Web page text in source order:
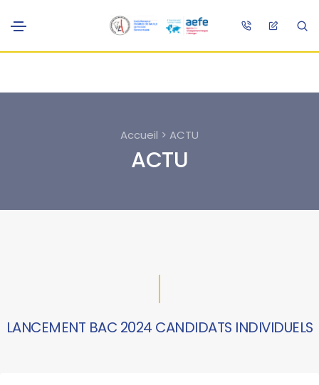
Accueil > ACTU
ACTU
LANCEMENT BAC 2024 CANDIDATS INDIVIDUELS